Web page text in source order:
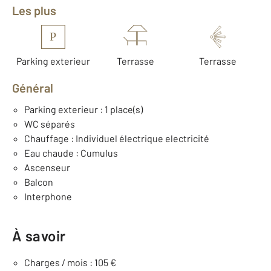
Les plus
P
Parking exterieur Terrasse Terrasse
Général
Parking exterieur : 1 place(s)
WC séparés
Chauffage : Individuel électrique electricité
Eau chaude : Cumulus
Ascenseur
Balcon
Interphone
À savoir
Charges / mois : 105 €